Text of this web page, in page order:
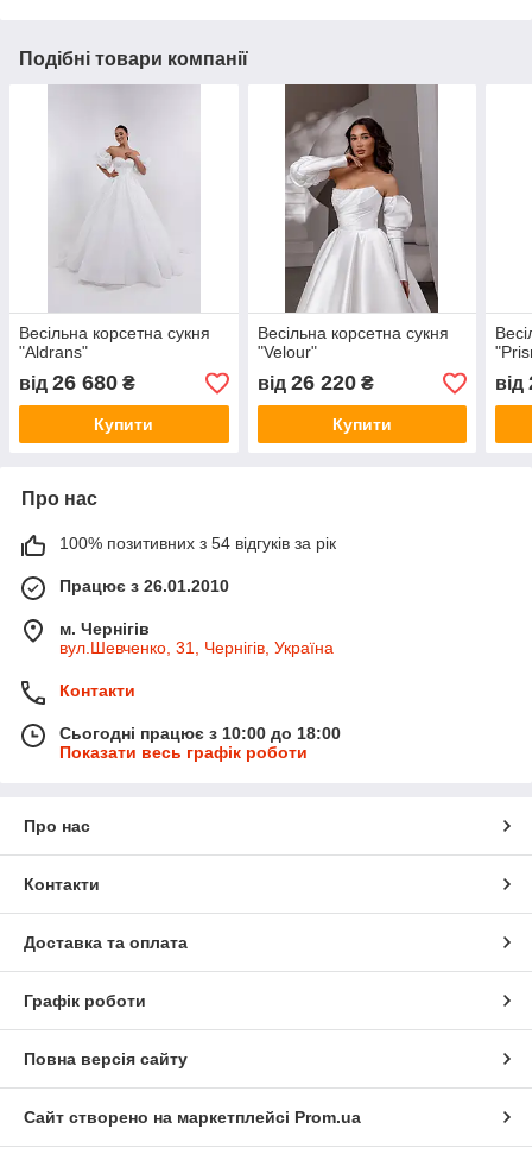
Подібні товари компанії
Весільна корсетна сукня
"Aldrans"
від 26 680 ₴
Купити
Весільна корсетна сукня
"Velour"
від 26 220₴
Купити
від
Про нас
100% позитивних з 54 відгуків за рік
Працює з 26.01.2010
м. Чернігів
вул.Шевченко, 31, Чернігів, Україна
Контакти
Сьогодні працює з 10:00 до 18:00
Показати весь графік роботи
Про нас
Контакти
Доставка та оплата
Графік роботи
Повна версія сайту
Сайт створено на маркетплейсі Prom.ua